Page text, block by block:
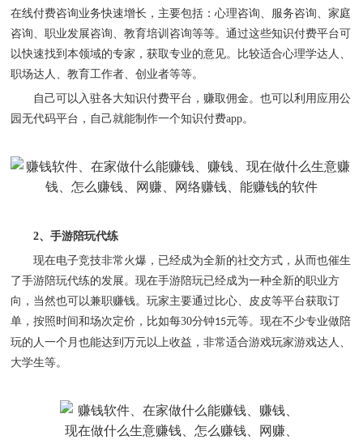
在线付费咨询业务快速增长，主要包括：心理咨询、服务咨询、家庭
咨询、职业发展咨询、教育培训咨询等等。通过这些知识付费平台可
以快速找到本领域的专家，获取专业的意见。比较适合心理学达人、
职场达人、教育工作者、创业者等等。
自己可以入驻各大知识付费平台，赚取佣金。也可以利用应用公
园无代码平台，自己就能制作一个知识付费app。
2、手游陪玩代练
现在电子竞技非常火爆，已经成为全新的社交方式，从而也催生
了手游陪玩代练的发展。现在手游陪玩已经成为一种全新的职业方
向，当然也可以兼职赚钱。玩家主要通过比心、皮皮等平台获取订
单，按照时间和场次定价，比如每30分钟15元等。现在不少专业做陪
玩的人一个月也能达到万元以上收益，非常适合游戏玩家游戏达人、
大学生等。